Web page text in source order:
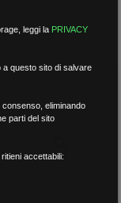
leggi la PRIVACY
a questo sito di salvare
consenso, eliminando
parti del sito
accettabili: